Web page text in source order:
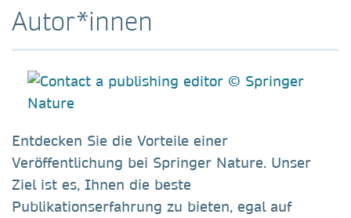
Autor*innen
Entdecken Sie die Vorteile einer
Veröffentlichung bei Springer Nature. Unser
Ziel ist es, Ihnen die beste
Publikationserfahrung zu bieten, egal auf